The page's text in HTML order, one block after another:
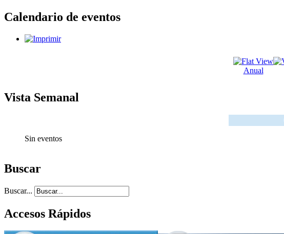
Calendario de eventos
Anual
Vista Semanal
Sin eventos
Buscar
Buscar...
Accesos Rápidos